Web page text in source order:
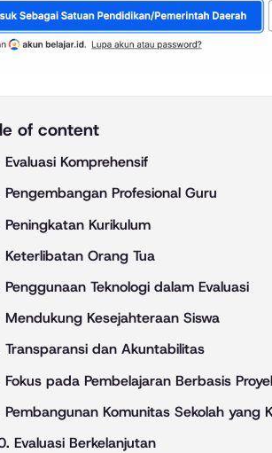
of content
Evaluasi Komprehensif
Pengembangan Profesional Guru
Peningkatan Kurikulum
Keterlibatan Orang Tua
Penggunaan Teknologi dalam Evaluasi
Mendukung Kesejahteraan Siswa
Transparansi dan Akuntabilitas
Fokus pada Pembelajaran Berbasis
Pembangunan Komunitas Sekolah yang
Evaluasi Berkelanjutan